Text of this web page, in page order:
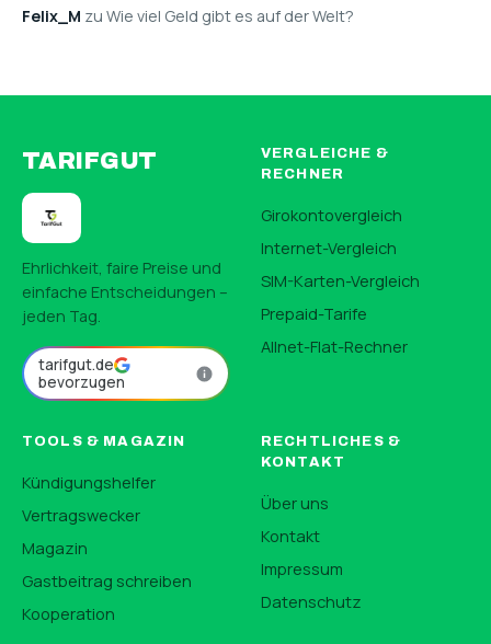
Felix_M zu Wie viel Geld gibt es auf der Welt?
TARIFGUT
Ehrlichkeit, faire Preise und
einfache Entscheidungen –
jeden Tag.
tarifgut.de
bevorzugen
VERGLEICHE &
RECHNER
Girokontovergleich
Internet-Vergleich
SIM-Karten-Vergleich
Prepaid-Tarife
Allnet-Flat-Rechner
TOOLS & MAGAZIN
Kündigungshelfer
Vertragswecker
Magazin
Gastbeitrag schreiben
Kooperation
RECHTLICHES &
KONTAKT
Über uns
Kontakt
Impressum
Datenschutz